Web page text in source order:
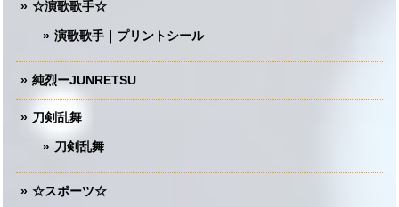
☆演歌歌手☆
演歌歌手｜プリントシール
純烈ーJUNRETSU
刀剣乱舞
刀剣乱舞
☆スポーツ☆